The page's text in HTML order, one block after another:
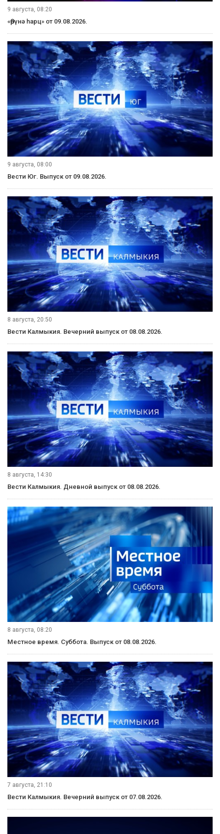
9 августа, 08:20
«Өрүнә һарц» от 09.08.2026.
9 августа, 08:00
Вести Юг. Выпуск от 09.08.2026.
8 августа, 20:50
Вести Калмыкия. Вечерний выпуск от 08.08.2026.
8 августа, 14:30
Вести Калмыкия. Дневной выпуск от 08.08.2026.
8 августа, 08:20
Местное время. Суббота. Выпуск от 08.08.2026.
7 августа, 21:10
Вести Калмыкия. Вечерний выпуск от 07.08.2026.